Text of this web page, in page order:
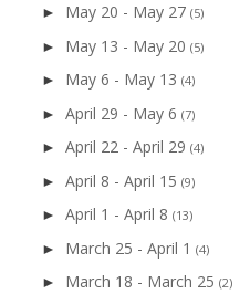
► May 20 - May 27 (5)
► May 13 - May 20 (5)
► May 6 - May 13 (4)
► April 29 - May 6 (7)
► April 22 - April 29 (4)
► April 8 - April 15 (9)
► April 1 - April 8 (13)
► March 25 - April 1 (4)
► March 18 - March 25 (2)